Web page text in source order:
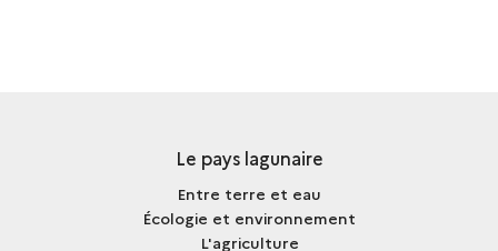
Le pays lagunaire
Entre terre et eau
Écologie et environnement
L'agriculture